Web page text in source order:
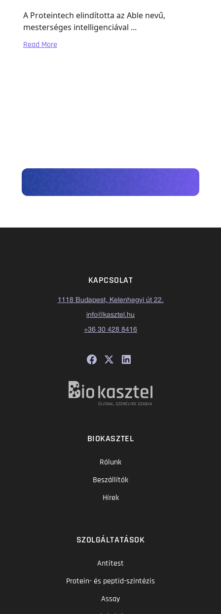
A Proteintech elindította az Able nevű,
mesterséges intelligenciával ...
Read More
KAPCSOLAT
1118 Budapest, Kelenhegyi út 22.
info@kasztel.hu
+36 30 428 8416
BIOKASZTEL
Rólunk
Beszállítók
Hírek
SZOLGÁLTATÁSOK
Antitest
Protein- és peptid-szintézis
Assay